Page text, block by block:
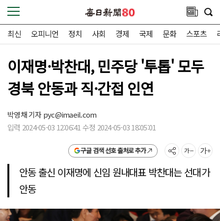
최신 오피니언 정치 사회 경제 국제 문화 스포츠
이재명·박찬대, 민주당 '투톱' 모두
경북 안동과 직·간접 인연
박영채 기자pyc@imaeil.com
입력 2024-05-03 12:06:41 수정 2024-05-03 18:05:01
구글 검색 선호 출처로 추가
안동 출신 이재명에 신임 원내대표 박찬대는 선대가
안동